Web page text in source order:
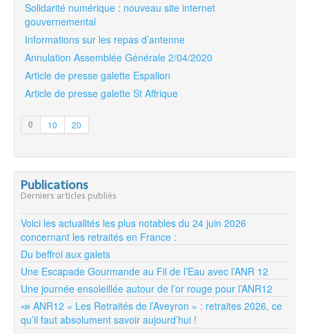
Solidarité numérique : nouveau site internet
gouvernemental
Informations sur les repas d’antenne
Annulation Assemblée Générale 2/04/2020
Article de presse galette Espalion
Article de presse galette St Affrique
0 10 20
Publications
Derniers articles publiés
Voici les actualités les plus notables du 24 juin 2026
concernant les retraités en France :
Du beffroi aux galets
Une Escapade Gourmande au Fil de l’Eau avec l’ANR 12
Une journée ensoleillée autour de l’or rouge pour l’ANR12
📣 ANR12 « Les Retraités de l’Aveyron » : retraites 2026, ce
qu’il faut absolument savoir aujourd’hui !